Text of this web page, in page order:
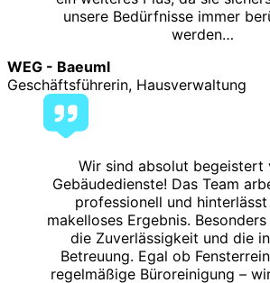
unsere Bedürfnisse immer
werden…
WEG - Baeuml
Geschäftsführerin, Hausverwaltung
Wir sind absolut begeistert
Gebäudedienste! Das Team
professionell und
makelloses Ergebnis.
die Zuverlässigkeit und die
Betreuung. Egal ob
regelmäßige Büroreinigung –